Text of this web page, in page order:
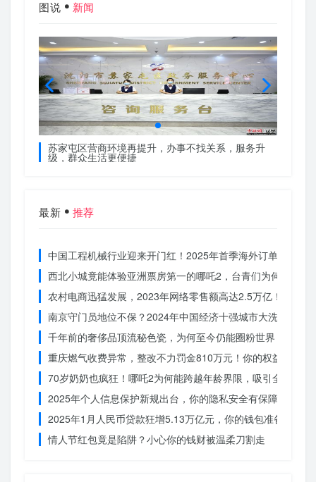
图说 新闻
苏家屯区营商环境再提升，办事不找关系，服务升
级，群众生活更便捷
最新 推荐
中国工程机械行业迎来开门红！2025年首季海外订单激增，
西北小城竟能体验亚洲票房第一的哪吒2，台青们为何如此惊
农村电商迅猛发展，2023年网络零售额高达2.5万亿！你还在
南京守门员地位不保？2024年中国经济十强城市大洗牌
千年前的奢侈品顶流秘色瓷，为何至今仍能圈粉世界？揭秘
重庆燃气收费异常，整改不力罚金810万元！你的权益被侵犯
70岁奶奶也疯狂！哪吒2为何能跨越年龄界限，吸引全民观影
2025年个人信息保护新规出台，你的隐私安全有保障了吗？
2025年1月人民币贷款狂增5.13万亿元，你的钱包准备好了吗
情人节红包竟是陷阱？小心你的钱财被温柔刀割走